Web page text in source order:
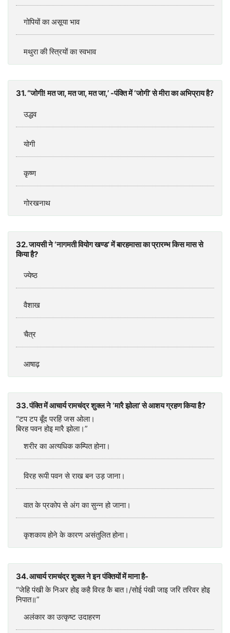
गोपियों का असूया भाव
मथुरा की स्त्रियों का स्वभाव
31. “जोगी! मत जा, मत जा, मत जा,’ -पंक्ति में ‘जोगी’ से मीरा का अभिप्राय है?
उद्धव
योगी
कृष्ण
गोरखनाथ
32. जायसी ने ‘नागमती वियोग खण्ड’ में बारहमासा का प्रारम्भ किस मास से
किया है?
ज्येष्ठ
वैशाख
चैत्र
आषाढ़
33. पंक्ति में आचार्य रामचंद्र शुक्ल ने ‘मारै झोला’ से आशय ग्रहण किया है?
“टप टप बूँद परहिं जस ओला।
बिरह पवन होइ मारै झोला।”
शरीर का अत्यधिक कम्पित होना।
विरह रूपी पवन से राख बन उड़ जाना।
वात के प्रकोप से अंग का सुन्न हो जाना।
कृशकाय होने के कारण असंतुलित होना।
34. आचार्य रामचंद्र शुक्ल ने इन पंक्तियों में माना है-
“जेहि पंखी के निअर होइ कहै विरह कै बात।/सोई पंखी जाइ जरि तरिवर होइ
निपात॥”
अलंकार का उत्कृष्ट उदाहरण